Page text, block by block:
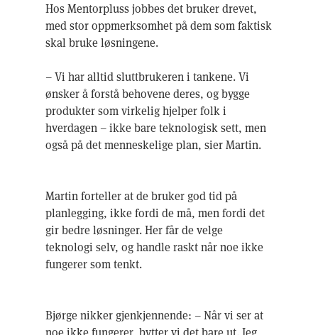
Hos Mentorpluss jobbes det bruker drevet,
med stor oppmerksomhet på dem som faktisk
skal bruke løsningene.
– Vi har alltid sluttbrukeren i tankene. Vi
ønsker å forstå behovene deres, og bygge
produkter som virkelig hjelper folk i
hverdagen – ikke bare teknologisk sett, men
også på det menneskelige plan, sier Martin.
Martin forteller at de bruker god tid på
planlegging, ikke fordi de må, men fordi det
gir bedre løsninger. Her får de velge
teknologi selv, og handle raskt når noe ikke
fungerer som tenkt.
Bjørge nikker gjenkjennende: – Når vi ser at